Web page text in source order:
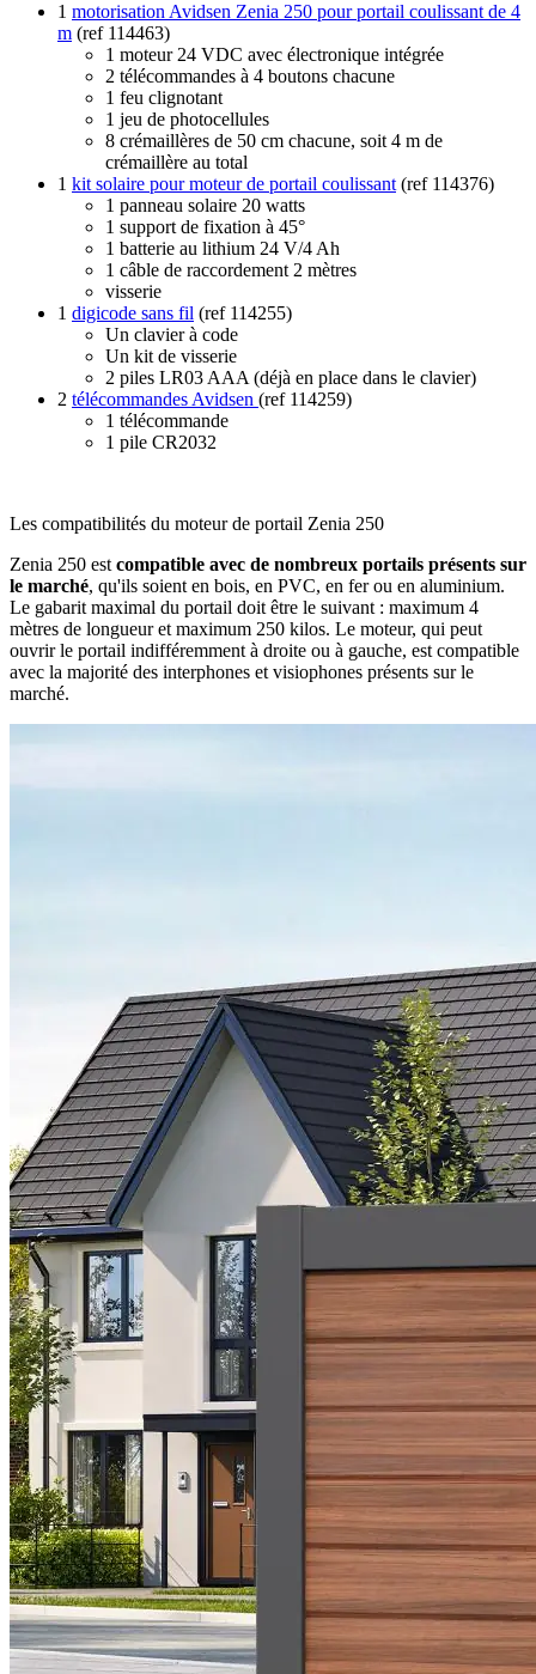
1 motorisation Avidsen Zenia 250 pour portail coulissant de 4
m (ref 114463)
1 moteur 24 VDC avec électronique intégrée
2 télécommandes à 4 boutons chacune
1 feu clignotant
1 jeu de photocellules
8 crémaillères de 50 cm chacune, soit 4 m de
crémaillère au total
1 kit solaire pour moteur de portail coulissant (ref 114376)
1 panneau solaire 20 watts
1 support de fixation à 45°
1 batterie au lithium 24 V/4 Ah
1 câble de raccordement 2 mètres
visserie
1 digicode sans fil (ref 114255)
Un clavier à code
Un kit de visserie
2 piles LR03 AAA (déjà en place dans le clavier)
2 télécommandes Avidsen (ref 114259)
1 télécommande
1 pile CR2032
Les compatibilités du moteur de portail Zenia 250
Zenia 250 est compatible avec de nombreux portails présents sur
le marché, qu'ils soient en bois, en PVC, en fer ou en aluminium.
Le gabarit maximal du portail doit être le suivant : maximum 4
mètres de longueur et maximum 250 kilos. Le moteur, qui peut
ouvrir le portail indifféremment à droite ou à gauche, est compatible
avec la majorité des interphones et visiophones présents sur le
marché.